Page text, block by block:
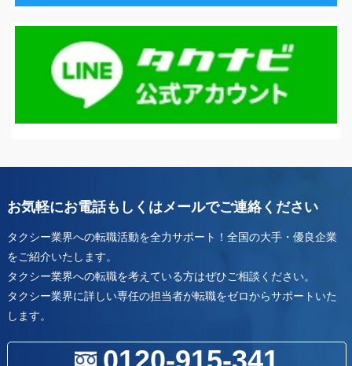
お気軽にお電話もしくはメールでご連絡ください
タクシー業界への転職活動を全力サポート！全国の大手・優良企業
をご紹介いたします。
タクシー業界への転職を考えている方はぜひご相談ください。
タクシー業界に詳しい専任の担当者が転職をゼロからサポートいた
します。